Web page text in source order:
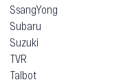
SsangYong
Subaru
Suzuki
TVR
Talbot